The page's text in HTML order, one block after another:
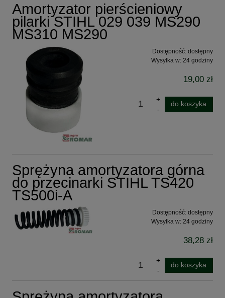
Amortyzator pierścieniowy
pilarki STIHL 029 039 MS290
MS310 MS290
Dostępność: dostępny
Wysyłka w: 24 godziny
19,00 zł
do koszyka
Sprężyna amortyzatora górna
do przecinarki STIHL TS420
TS500i-A
Dostępność: dostępny
Wysyłka w: 24 godziny
38,28 zł
do koszyka